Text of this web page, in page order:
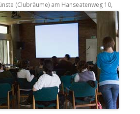
(Clubräume) am Hanseatenweg 10,